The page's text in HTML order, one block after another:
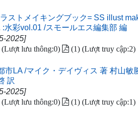
ストメイキングブック= SS illust
:水彩vol.01 /スモールエス編集部 編
2025]
(Lượt lưu thông:0) (1) (Lượt truy cập:2)
市LA /マイク・デイヴィス 著 村山敏
訳
2025]
(Lượt lưu thông:0) (1) (Lượt truy cập:1)